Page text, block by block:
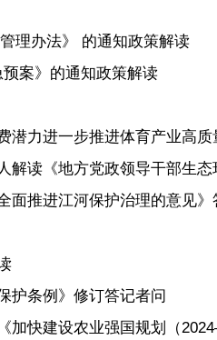
理办法》 的通知政策解读
案》的通知政策解读
力进一步推进体育产业高质
读《地方党政领导干部生态
推进江河保护治理的意见》
护条例》修订答记者问
快建设农业强国规划（